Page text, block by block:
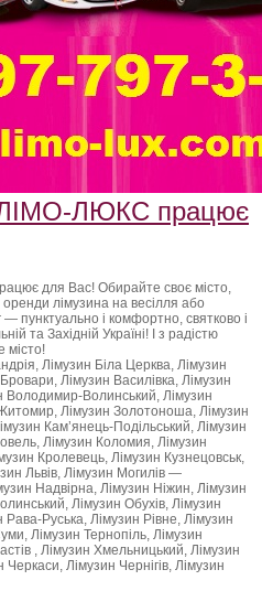
ЛІМО-ЛЮКС працює
для Вас! Обирайте своє місто,
оренди лімузина на весілля або
пунктуально і комфортно, святково і
та Західній Україні! І з радістю
місто!
Лімузин Біла Церква, Лімузин
Лімузин Василівка, Лімузин
Володимир-Волинський, Лімузин
Лімузин Золотоноша, Лімузин
Кам’янець-Подільський, Лімузин
Лімузин Коломия, Лімузин
Кролевець, Лімузин Кузнецовськ,
Львів, Лімузин Могилів —
Надвірна, Лімузин Ніжин, Лімузин
Лімузин Обухів, Лімузин
Руська, Лімузин Рівне, Лімузин
Лімузин Тернопіль, Лімузин
, Лімузин Хмельницький, Лімузин
Лімузин Чернігів, Лімузин